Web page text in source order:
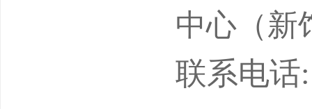
国际会
加速推
中心（新
联系电话: